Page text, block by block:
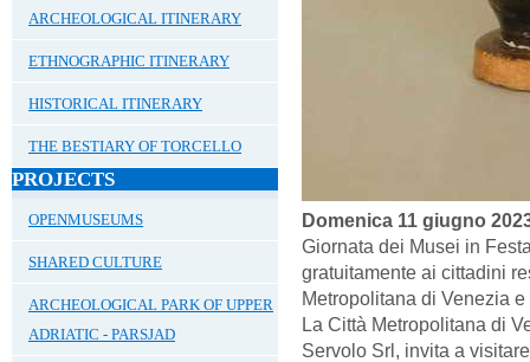
ARCHEOLOGICAL ITINERARY
ETHNOGRAPHIC ITINERARY
HISTORICAL ITINERARY
THE BESTIARY OF TORCELLO
PROJECTS
OPENMUSEUMS
SHARED CULTURE
ARCHEOLOGICAL PARK OF UPPER
ADRIATIC - PARSJAD
Domenica 11 giugno
Giornata dei Musei in
gratuitamente ai cittadini
Metropolitana di Venezia
La Città Metropolitana di
Servolo Srl, invita a